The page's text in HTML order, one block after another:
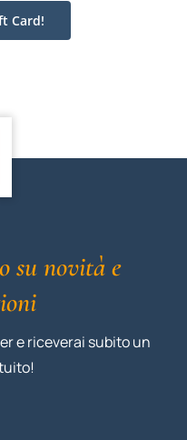
Card!
su novità e
e riceverai subito un